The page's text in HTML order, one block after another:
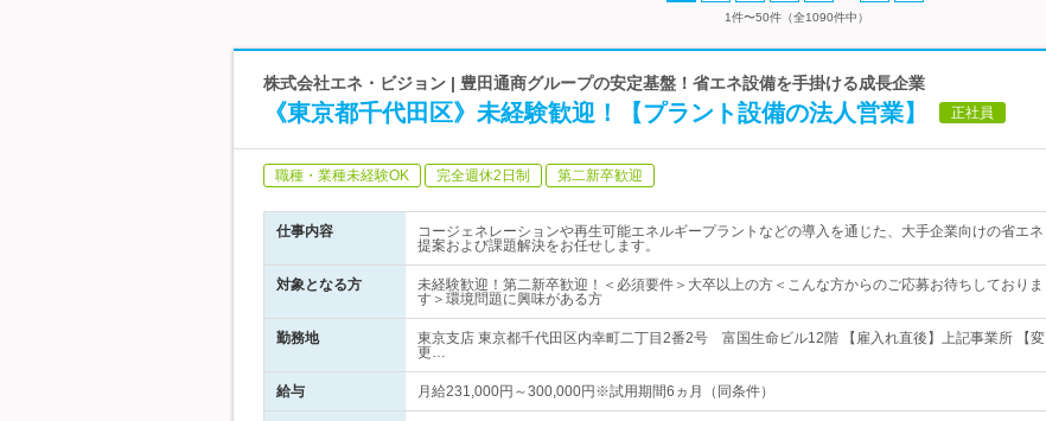
1件〜50件（全1090件中）
株式会社エネ・ビジョン | 豊田通商グループの安定基盤！省エネ設備を手掛ける成長企業
《東京都千代田区》未経験歓迎！【プラント設備の法人営業】 正社員
職種・業種未経験OK 完全週休2日制 第二新卒歓迎
仕事内容
コージェネレーションや再生可能エネルギープラントなどの導入を通じた、大手企業向けの省エネ
提案および課題解決をお任せします。
対象となる方
未経験歓迎！第二新卒歓迎！＜必須要件＞大卒以上の方＜こんな方からのご応募お待ちしておりま
す＞環境問題に興味がある方
勤務地
東京支店 東京都千代田区内幸町二丁目2番2号 富国生命ビル12階 【雇入れ直後】上記事業所 【変
更…
給与 月給231,000円～300,000円※試用期間6ヵ月（同条件）